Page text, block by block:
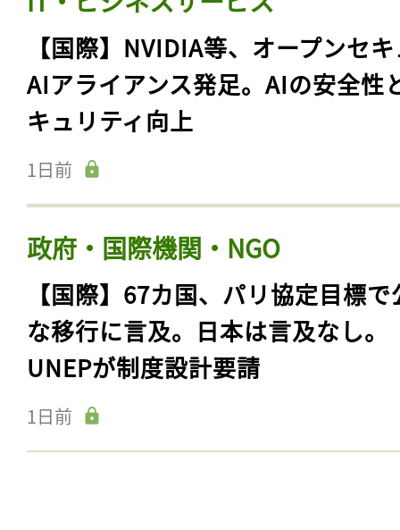
【国際】NVIDIA等、オープンセ
AIアライアンス発足。AIの安全性
キュリティ向上
1日前
政府・国際機関・NGO
【国際】67カ国、パリ協定目標で
な移行に言及。日本は言及なし。
UNEPが制度設計要請
1日前